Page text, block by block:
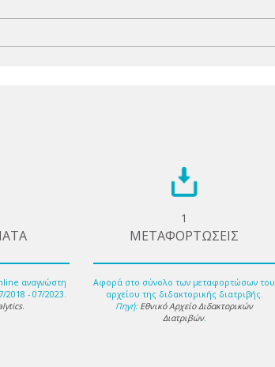
αναγνώστη
2018 - 07/2023.
.
1
ΜΕΤΑΦΟΡΤΩΣΕΙΣ
Αφορά στο σύνολο των μεταφορτώσων του
αρχείου της διδακτορικής διατριβής.
Πηγή: Εθνικό Αρχείο Διδακτορικών
Διατριβών.